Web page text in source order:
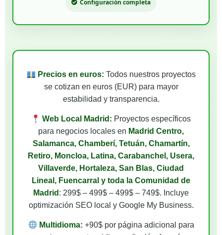
Configuración completa
Precios en euros: Todos nuestros proyectos
se cotizan en euros (EUR) para mayor
estabilidad y transparencia.
Web Local Madrid: Proyectos específicos
para negocios locales en Madrid Centro,
Salamanca, Chamberí, Tetuán, Chamartín,
Retiro, Moncloa, Latina, Carabanchel, Usera,
Villaverde, Hortaleza, San Blas, Ciudad
Lineal, Fuencarral y toda la Comunidad de
Madrid : 299$ – 499$ – 499$ – 749$. Incluye
optimización SEO local y Google My Business.
Multidioma: +90$ por página adicional para